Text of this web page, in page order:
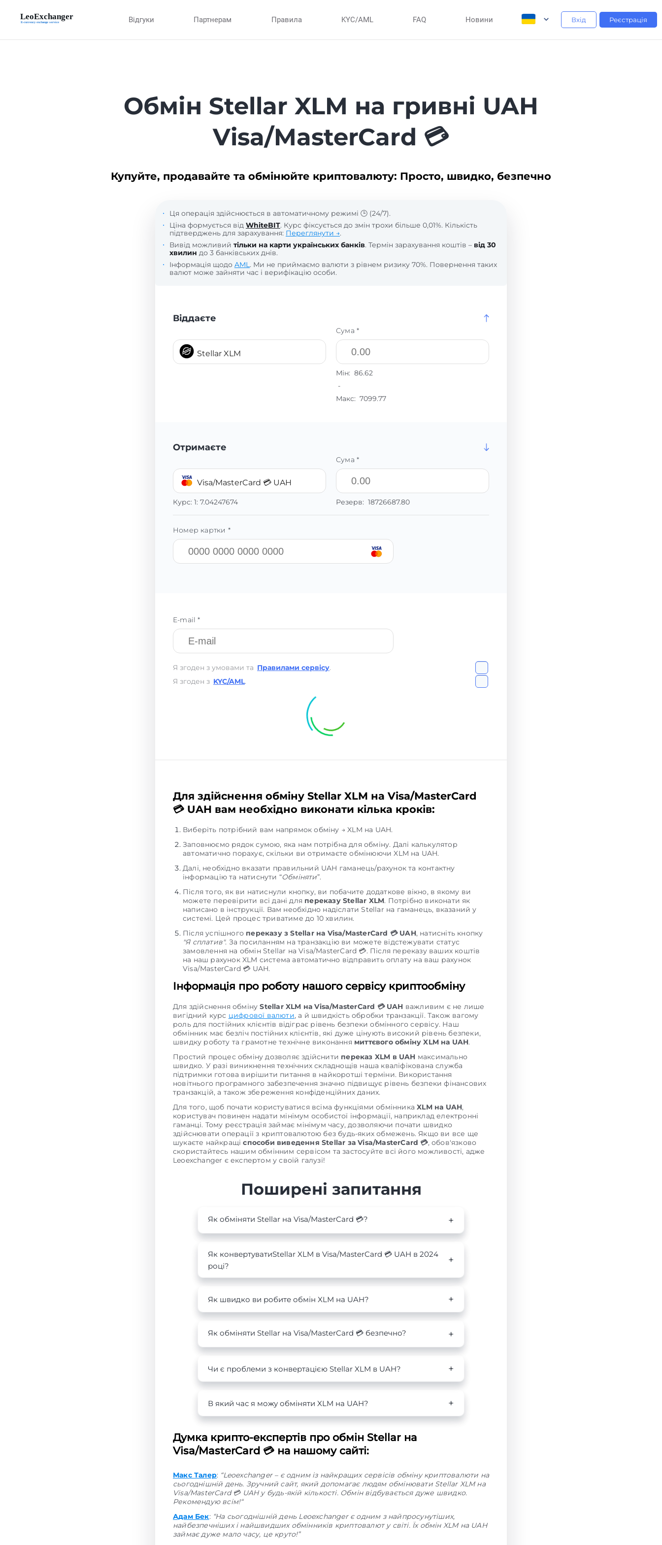
Відгуки Партнерам Правила KYC/AML FAQ Новини Вхід Реєстрація
Обмін Stellar XLM на гривні UAH
Visa/MasterCard 💳
Купуйте, продавайте та обмінюйте криптовалюту: Просто, швидко, безпечно
Ця операція здійснюється в автоматичному режимі 🕒 (24/7).
Ціна формується від WhiteBIT. Курс фіксується до змін трохи більше 0,01%. Кількість
підтверджень для зарахування: Переглянути →.
Вивід можливий тільки на карти українських банків. Термін зарахування коштів – від 30
хвилин до 3 банківських днів.
Інформація щодо AML. Ми не приймаємо валюти з рівнем ризику 70%. Повернення таких
валют може зайняти час і верифікацію особи.
Віддаєте
Stellar XLM
Сума *
Мін: 86.62
-
Макс: 7099.77
Отримаєте
Visa/MasterCard 💳 UAH
Курс: 1: 7.04247674
Сума *
Резерв: 18726687.80
Номер картки *
E-mail *
Я згоден з умовами та Правилами сервісу.
Я згоден з KYC/AML.
Для здійснення обміну Stellar XLM на Visa/MasterCard
💳 UAH вам необхідно виконати кілька кроків:
Виберіть потрібний вам напрямок обміну → XLM на UAH.
Заповнюємо рядок сумою, яка нам потрібна для обміну. Далі калькулятор
автоматично порахує, скільки ви отримаєте обмінюючи XLM на UAH.
Далі, необхідно вказати правильний UAH гаманець/рахунок та контактну
інформацію та натиснути “Обміняти”.
Після того, як ви натиснули кнопку, ви побачите додаткове вікно, в якому ви
можете перевірити всі дані для переказу Stellar XLM. Потрібно виконати як
написано в інструкції. Вам необхідно надіслати Stellar на гаманець, вказаний у
системі. Цей процес триватиме до 10 хвилин.
Після успішного переказу з Stellar на Visa/MasterCard 💳 UAH, натисніть кнопку
"Я сплатив". За посиланням на транзакцію ви можете відстежувати статус
замовлення на обмін Stellar на Visa/MasterCard 💳. Після переказу ваших коштів
на наш рахунок XLM система автоматично відправить оплату на ваш рахунок
Visa/MasterCard 💳 UAH.
Інформація про роботу нашого сервісу криптообміну
Для здійснення обмінуStellar XLM на Visa/MasterCard 💳 UAH важливим є не лише
вигідний курс цифрової валюти, а й швидкість обробки транзакції. Також вагому
роль для постійних клієнтів відіграє рівень безпеки обмінного сервісу. Наш
обмінник має безліч постійних клієнтів, які дуже цінують високий рівень безпеки,
швидку роботу та грамотне технічне виконання миттєвого обміну XLM на UAH.
Простий процес обміну дозволяє здійснити переказ XLM в UAH максимально
швидко. У разі виникнення технічних складнощів наша кваліфікована служба
підтримки готова вирішити питання в найкоротші терміни. Використання
новітнього програмного забезпечення значно підвищує рівень безпеки фінансових
транзакцій, а також збереження конфіденційних даних.
Для того, щоб почати користуватися всіма функціями обмінникаXLM на UAH,
користувач повинен надати мінімум особистої інформації, наприклад електронні
гаманці. Тому реєстрація займає мінімум часу, дозволяючи почати швидко
здійснювати операції з криптовалютою без будь-яких обмежень. Якщо ви все ще
шукаєте найкращіспособи виведення Stellar за Visa/MasterCard 💳, обов'язково
скористайтесь нашим обмінним сервісом та застосуйте всі його можливості, адже
Leoexchanger є експертом у своїй галузі!
Поширені запитання
Як обміняти Stellar на Visa/MasterCard 💳?
Як конвертуватиStellar XLM в Visa/MasterCard 💳 UAH в 2024
році?
Як швидко ви робите обмін XLM на UAH?
Як обміняти Stellar на Visa/MasterCard 💳 безпечно?
Чи є проблеми з конвертацією Stellar XLM в UAH?
В який час я можу обміняти XLM на UAH?
Думка крипто-експертів про обмін Stellar на
Visa/MasterCard 💳 на нашому сайті:
Макс Талер: “Leoexchanger – є одним із найкращих сервісів обміну криптовалюти на
сьогоднішній день. Зручний сайт, який допомагає людям обмінювати Stellar XLM на
Visa/MasterCard 💳 UAH у будь-якій кількості. Обмін відбувається дуже швидко.
Рекомендую всім!“
Адам Бек: “На сьогоднішній день Leoexchanger є одним з найпросунутіших,
найбезпечніших і найшвидших обмінників криптовалют у світі. Їх обмін XLM на UAH
займає дуже мало часу, це круто!”